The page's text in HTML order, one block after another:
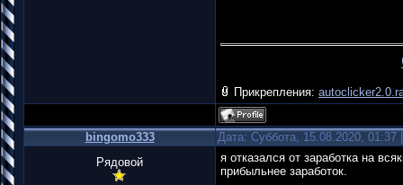
Прикрепления:
bingomo333
Дата: Суббота, 15.08.2020,
Рядовой
я отказался от заработка на
прибыльнее заработок.